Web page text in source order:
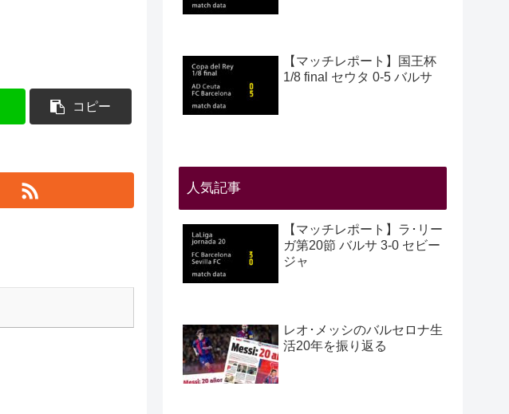
コピー
【マッチレポート】国王杯
1/8 final セウタ 0-5 バルサ
人気記事
【マッチレポート】ラ･リー
ガ第20節 バルサ 3-0 セビー
ジャ
レオ･メッシのバルセロナ生
活20年を振り返る